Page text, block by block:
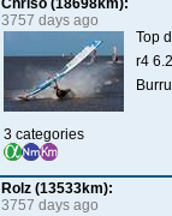
Chriso (18698km):
3757 days ago
3 categories
Top
r4
Rolz (13533km):
3757 days ago